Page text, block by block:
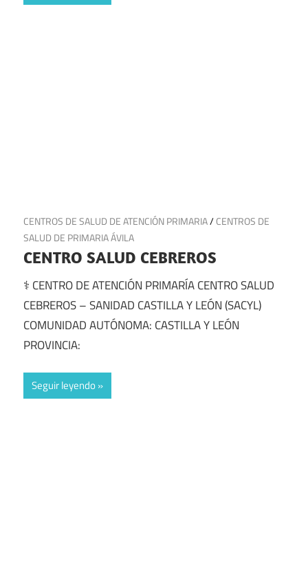
16 de julio de 2025
CENTROS DE SALUD DE ATENCIÓN PRIMARIA/CENTROS DE
SALUD DE PRIMARIA ÁVILA
CENTRO SALUD CEBREROS
⚕️ CENTRO DE ATENCIÓN PRIMARÍA CENTRO SALUD
CEBREROS – SANIDAD CASTILLA Y LEÓN (SACYL)
COMUNIDAD AUTÓNOMA: CASTILLA Y LEÓN
PROVINCIA:
Seguir leyendo